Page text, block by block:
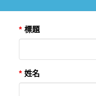
* 標題
* 姓名